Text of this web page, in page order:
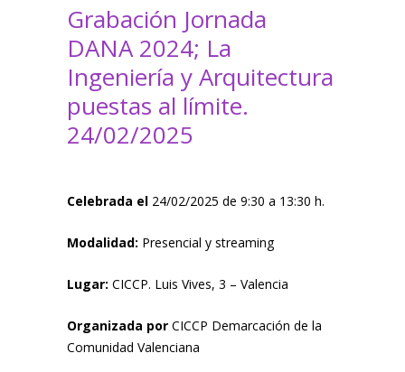
Grabación Jornada
DANA 2024; La
Ingeniería y Arquitectura
puestas al límite.
24/02/2025
Celebrada el 24/02/2025 de 9:30 a 13:30 h.
Modalidad: Presencial y streaming
Lugar: CICCP. Luis Vives, 3 – Valencia
Organizada por CICCP Demarcación de la
Comunidad Valenciana